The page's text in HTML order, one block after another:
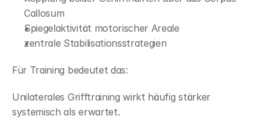
Callosum
Spiegelaktivität motorischer Areale
zentrale Stabilisationsstrategien
Für Training bedeutet das:
Unilaterales Grifftraining wirkt häufig stärker
systemisch als erwartet.